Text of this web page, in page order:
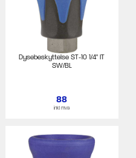
Dysebeskyttelse ST-10 1/4" IT
SW/BL
88
inkl mva